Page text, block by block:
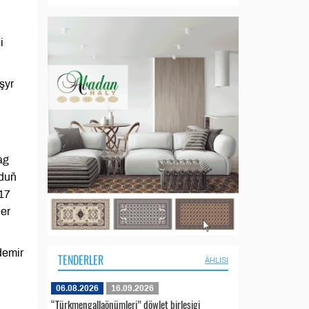
TENDERLER ÄHLISI
06.08.2026 16.09.2026
“Türkmengallaönümleri” döwlet birleşigi